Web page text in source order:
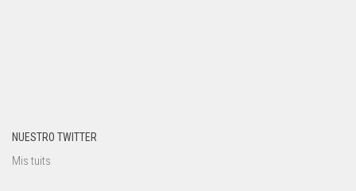
NUESTRO TWITTER
Mis tuits